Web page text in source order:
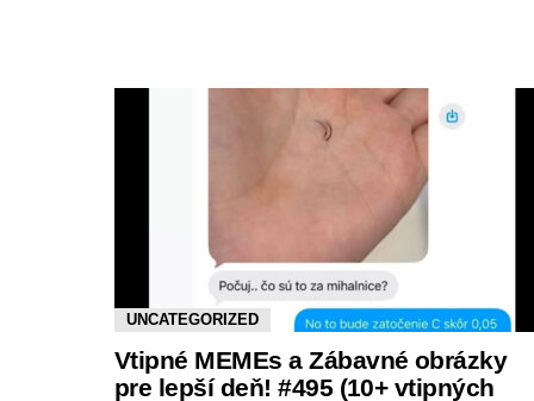
UNCATEGORIZED
Vtipné MEMEs a Zábavné obrázky
pre lepší deň! #495 (10+ vtipných